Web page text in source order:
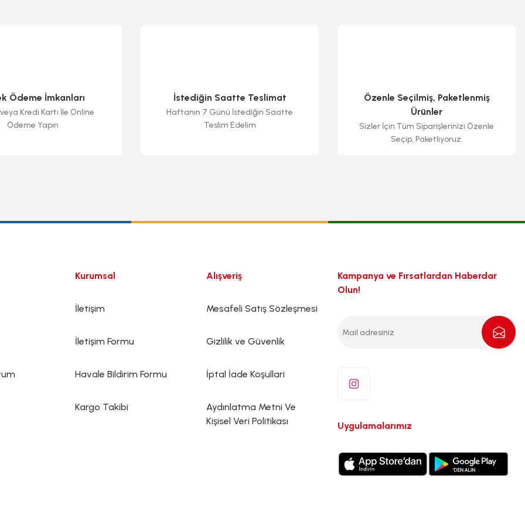
Ödeme İmkanları
Kredi Kartı İle Online
Ödeme Yapın
İstediğin Saatte Teslimat
Haftanın 7 Günü İstediğin Saatte
Teslim Edelim
Özenle Seçilmiş, Paketlenmiş
Ürünler
Sizler İçin Tüm Siparişlerinizi Özenle
Seçip, Paketliyoruz.
Kurumsal
İletişim
İletişim Formu
Havale Bildirim Formu
Kargo Takibi
Alışveriş
Mesafeli Satış Sözleşmesi
Gizlilik ve Güvenlik
İptal İade Koşullari
Aydınlatma Metni Ve
Kişisel Veri Politikası
Kampanya ve Fırsatlardan Haberdar
Olun!
Uygulamalarımız